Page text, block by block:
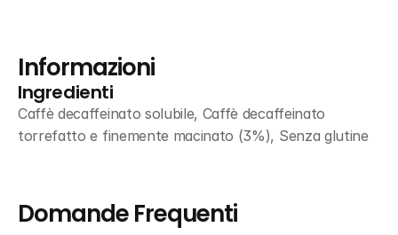
Informazioni
Ingredienti
Caffè decaffeinato solubile, Caffè decaffeinato
torrefatto e finemente macinato (3%), Senza glutine
Domande Frequenti